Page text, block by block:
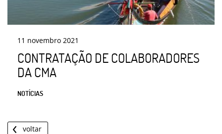
11 novembro 2021
CONTRATAÇÃO DE COLABORADORES
DA CMA
NOTÍCIAS
voltar